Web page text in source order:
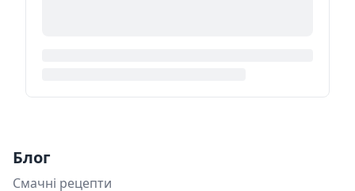
Блог
Смачні рецепти